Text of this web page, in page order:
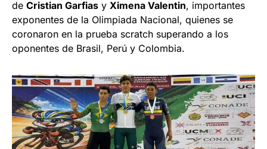
de Cristian Garfias y Ximena Valentin, importantes
exponentes de la Olimpiada Nacional, quienes se
coronaron en la prueba scratch superando a los
oponentes de Brasil, Perú y Colombia.